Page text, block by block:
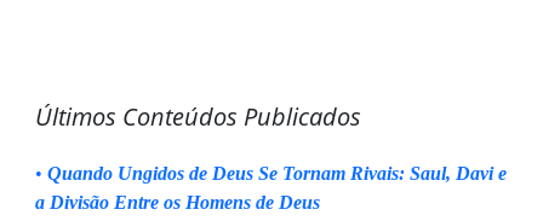
Últimos Conteúdos Publicados
• Quando Ungidos de Deus Se Tornam Rivais: Saul, Davi e
a Divisão Entre os Homens de Deus